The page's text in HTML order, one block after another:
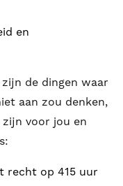
en
de dingen waar
aan zou denken,
voor jou en
recht op 415 uur